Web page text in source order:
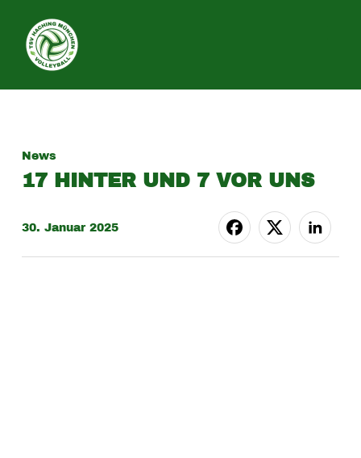
News
17 HINTER UND 7 VOR UNS
30. Januar 2025